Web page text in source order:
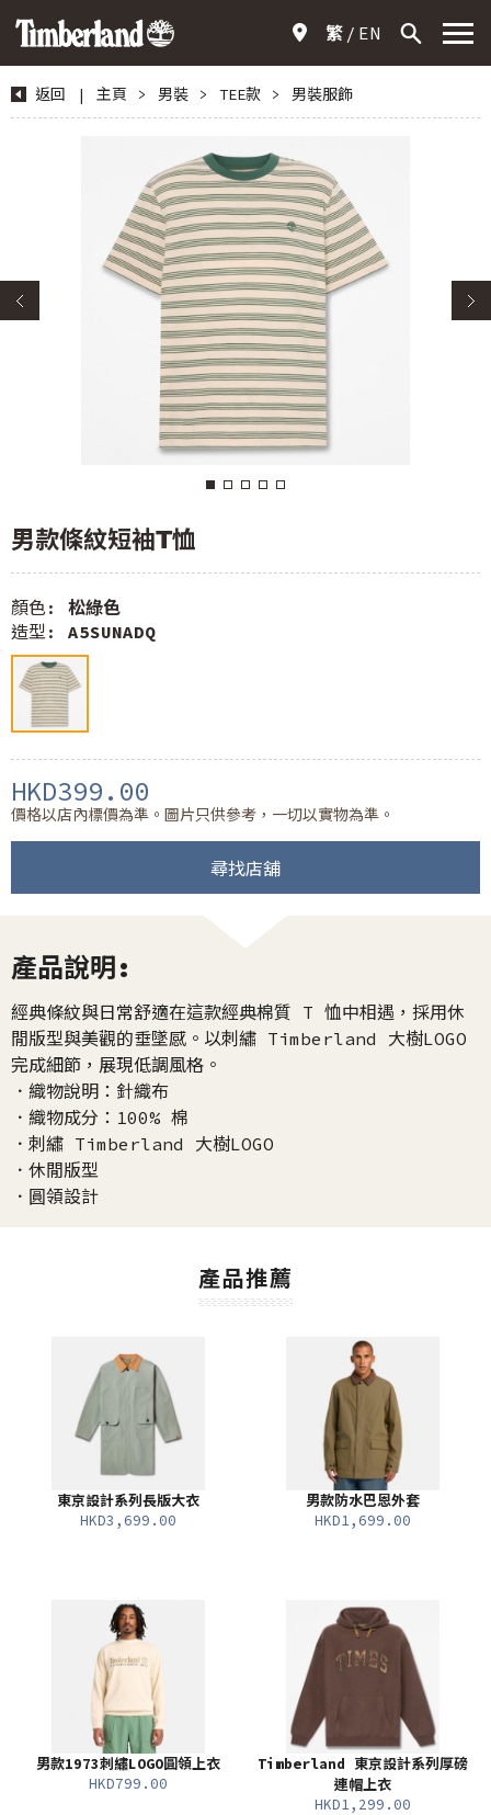
繁 EN
返回 | 主頁 > 男裝 > TEE款 > 男裝服飾
男款條紋短袖T恤
顏色: 松綠色
造型: A5SUNADQ
HKD399.00
價格以店內標價為準。圖片只供參考，一切以實物為準。
尋找店舖
產品說明:
經典條紋與日常舒適在這款經典棉質 T 恤中相遇，採用休
閒版型與美觀的垂墜感。以刺繡 Timberland 大樹LOGO
完成細節，展現低調風格。
．織物說明：針織布
．織物成分：100% 棉
．刺繡 Timberland 大樹LOGO
．休閒版型
．圓領設計
產品推薦
東京設計系列長版大衣
HKD3,699.00
男款防水巴恩外套
HKD1,699.00
男款1973刺繡LOGO圓領上衣
HKD799.00
Timberland 東京設計系列厚磅
連帽上衣
HKD1,299.00